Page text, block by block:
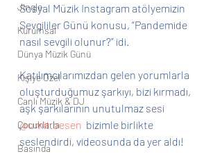
Jingle
Kurumsal
Dünya Müzik Günü
Kişiye Özel
Canlı Müzik & DJ
Çocuklarla
Basında
Sosyal Müzik Instagram atölyemizin
Sevgililer Günü konusu, “Pandemide
nasıl sevgili olunur?” idi.
Katılımcılarımızdan gelen yorumlarla
oluşturduğumuz şarkıyı, bizi kırmadı,
aşk şarkılarının unutulmaz sesi
@umit.besen
  bizimle birlikte
seslendirdi, videosunda da yer aldı!